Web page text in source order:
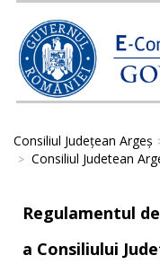
Consiliul Județean Argeș
Consiliul Judetean
Regulamentul
a Consiliului